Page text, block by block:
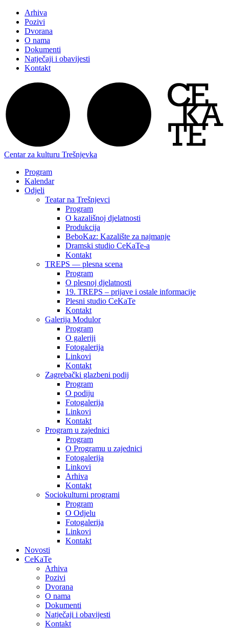
Arhiva
Pozivi
Dvorana
O nama
Dokumenti
Natječaji i obavijesti
Kontakt
Centar za kulturu Trešnjevka
Program
Kalendar
Odjeli
Teatar na Trešnjevci
Program
O kazališnoj djelatnosti
Produkcija
BeboKaz: Kazalište za najmanje
Dramski studio CeKaTe-a
Kontakt
TREPS — plesna scena
Program
O plesnoj djelatnosti
19. TREPS – prijave i ostale informacije
Plesni studio CeKaTe
Kontakt
Galerija Modulor
Program
O galeriji
Fotogalerija
Linkovi
Kontakt
Zagrebački glazbeni podij
Program
O podiju
Fotogalerija
Linkovi
Kontakt
Program u zajednici
Program
O Programu u zajednici
Fotogalerija
Linkovi
Arhiva
Kontakt
Sociokulturni programi
Program
O Odjelu
Fotogalerija
Linkovi
Kontakt
Novosti
CeKaTe
Arhiva
Pozivi
Dvorana
O nama
Dokumenti
Natječaji i obavijesti
Kontakt